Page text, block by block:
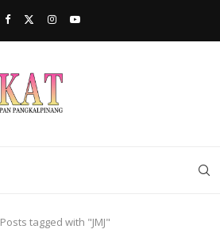
Posts tagged with "JMJ"